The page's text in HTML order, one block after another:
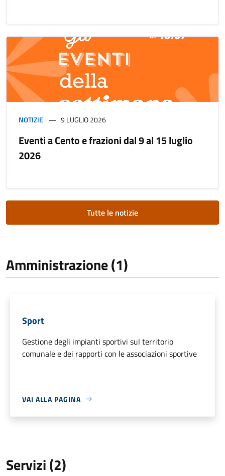
NOTIZIE 9 LUGLIO 2026
Eventi a Cento e frazioni dal 9 al 15 luglio
2026
Tutte le notizie
Amministrazione (1)
Sport
Gestione degli impianti sportivi sul territorio
comunale e dei rapporti con le associazioni sportive
VAI ALLA PAGINA
Servizi (2)